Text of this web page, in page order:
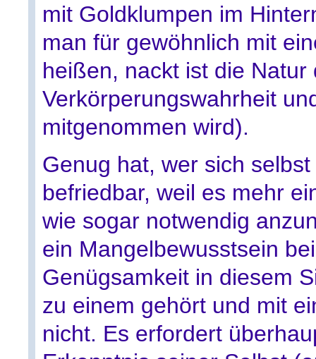
mit Goldklumpen im
man für gewöhnlich mit
heißen, nackt ist die Natur
Verkörperungswahrheit
mitgenommen wird).
Genug hat, wer sich
befriedbar, weil es mehr
wie sogar notwendig
ein Mangelbewusstsein
Genügsamkeit in diesem
zu einem gehört und mit
nicht. Es erfordert